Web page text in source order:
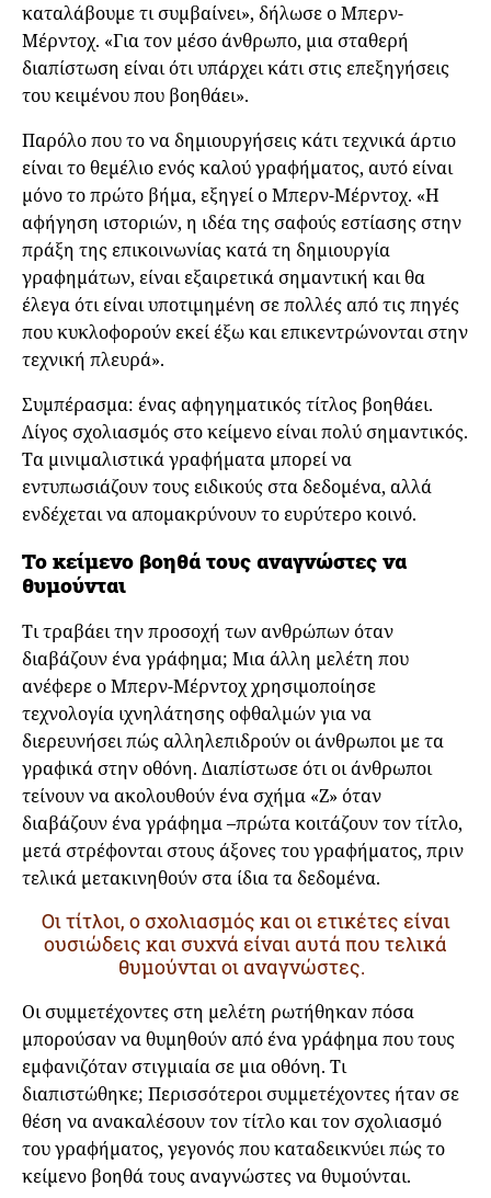
καταλάβουμε τι συμβαίνει», δήλωσε ο Μπερν-
Μέρντοχ. «Για τον μέσο άνθρωπο, μια σταθερή
διαπίστωση είναι ότι υπάρχει κάτι στις επεξηγήσεις
του κειμένου που βοηθάει».
Παρόλο που το να δημιουργήσεις κάτι τεχνικά άρτιο
είναι το θεμέλιο ενός καλού γραφήματος, αυτό είναι
μόνο το πρώτο βήμα, εξηγεί ο Μπερν-Μέρντοχ. «Η
αφήγηση ιστοριών, η ιδέα της σαφούς εστίασης στην
πράξη της επικοινωνίας κατά τη δημιουργία
γραφημάτων, είναι εξαιρετικά σημαντική και θα
έλεγα ότι είναι υποτιμημένη σε πολλές από τις πηγές
που κυκλοφορούν εκεί έξω και επικεντρώνονται στην
τεχνική πλευρά».
Συμπέρασμα: ένας αφηγηματικός τίτλος βοηθάει.
Λίγος σχολιασμός στο κείμενο είναι πολύ σημαντικός.
Τα μινιμαλιστικά γραφήματα μπορεί να
εντυπωσιάζουν τους ειδικούς στα δεδομένα, αλλά
ενδέχεται να απομακρύνουν το ευρύτερο κοινό.
Το κείμενο βοηθά τους αναγνώστες να
θυμούνται
Τι τραβάει την προσοχή των ανθρώπων όταν
διαβάζουν ένα γράφημα; Μια άλλη μελέτη που
ανέφερε ο Μπερν-Μέρντοχ χρησιμοποίησε
τεχνολογία ιχνηλάτησης οφθαλμών για να
διερευνήσει πώς αλληλεπιδρούν οι άνθρωποι με τα
γραφικά στην οθόνη. Διαπίστωσε ότι οι άνθρωποι
τείνουν να ακολουθούν ένα σχήμα «Ζ» όταν
διαβάζουν ένα γράφημα –πρώτα κοιτάζουν τον τίτλο,
μετά στρέφονται στους άξονες του γραφήματος, πριν
τελικά μετακινηθούν στα ίδια τα δεδομένα.
Οι τίτλοι, ο σχολιασμός και οι ετικέτες είναι
ουσιώδεις και συχνά είναι αυτά που τελικά
θυμούνται οι αναγνώστες.
Οι συμμετέχοντες στη μελέτη ρωτήθηκαν πόσα
μπορούσαν να θυμηθούν από ένα γράφημα που τους
εμφανιζόταν στιγμιαία σε μια οθόνη. Τι
διαπιστώθηκε; Περισσότεροι συμμετέχοντες ήταν σε
θέση να ανακαλέσουν τον τίτλο και τον σχολιασμό
του γραφήματος, γεγονός που καταδεικνύει πώς το
κείμενο βοηθά τους αναγνώστες να θυμούνται.